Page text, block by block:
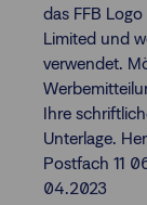
das FFB
Limited und
verwendet.
Ihre
Unterlage.
Postfach 11
04.2023